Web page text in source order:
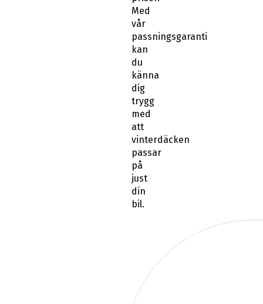
Med
vår
passningsgaranti
kan
du
känna
dig
trygg
med
att
vinterdäcken
passar
på
just
din
bil.